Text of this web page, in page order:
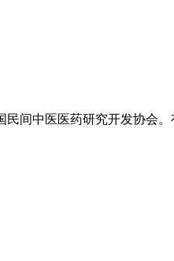
间中医医药研究开发协会